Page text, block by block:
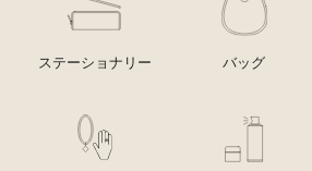
ステーショナリー バッグ